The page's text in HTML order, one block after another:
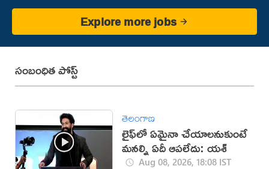
Explore more jobs
సంబంధిత పోస్ట్
తెలంగాణ
లైఫ్‌లో ఏమైనా చేయాలనుకుంటే
మనల్ని ఏదీ ఆపలేదు: యశ్
Aug 08, 2026, 18:08 IST